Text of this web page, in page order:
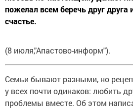
пожелал всем беречь друг друга
счастье.
(8 июля,"Апастово-информ").
Семьи бывают разными, но
у всех почти одинаков: любить
проблемы вместе. Об этом